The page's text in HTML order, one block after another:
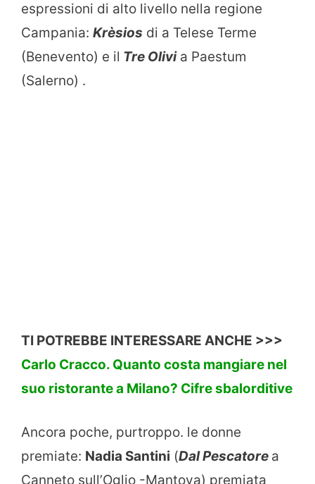
espressioni di alto livello nella regione
Campania: Krèsios di a Telese Terme
(Benevento) e il Tre Olivia Paestum
(Salerno) .
TI POTREBBE INTERESSARE ANCHE >>>
Carlo Cracco. Quanto costa mangiare nel
suo ristorante a Milano? Cifre sbalorditive
Ancora poche, purtroppo. le donne
premiate: Nadia Santini (Dal Pescatore a
Canneto sull’Oglio -Mantova) premiata